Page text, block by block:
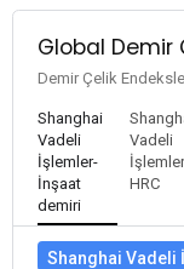
Global Demir
Demir Çelik
Shanghai
Vadeli
İşlemler-
İnşaat
demiri
Vadeli
İşlemler
HRC
Shanghai Vadeli